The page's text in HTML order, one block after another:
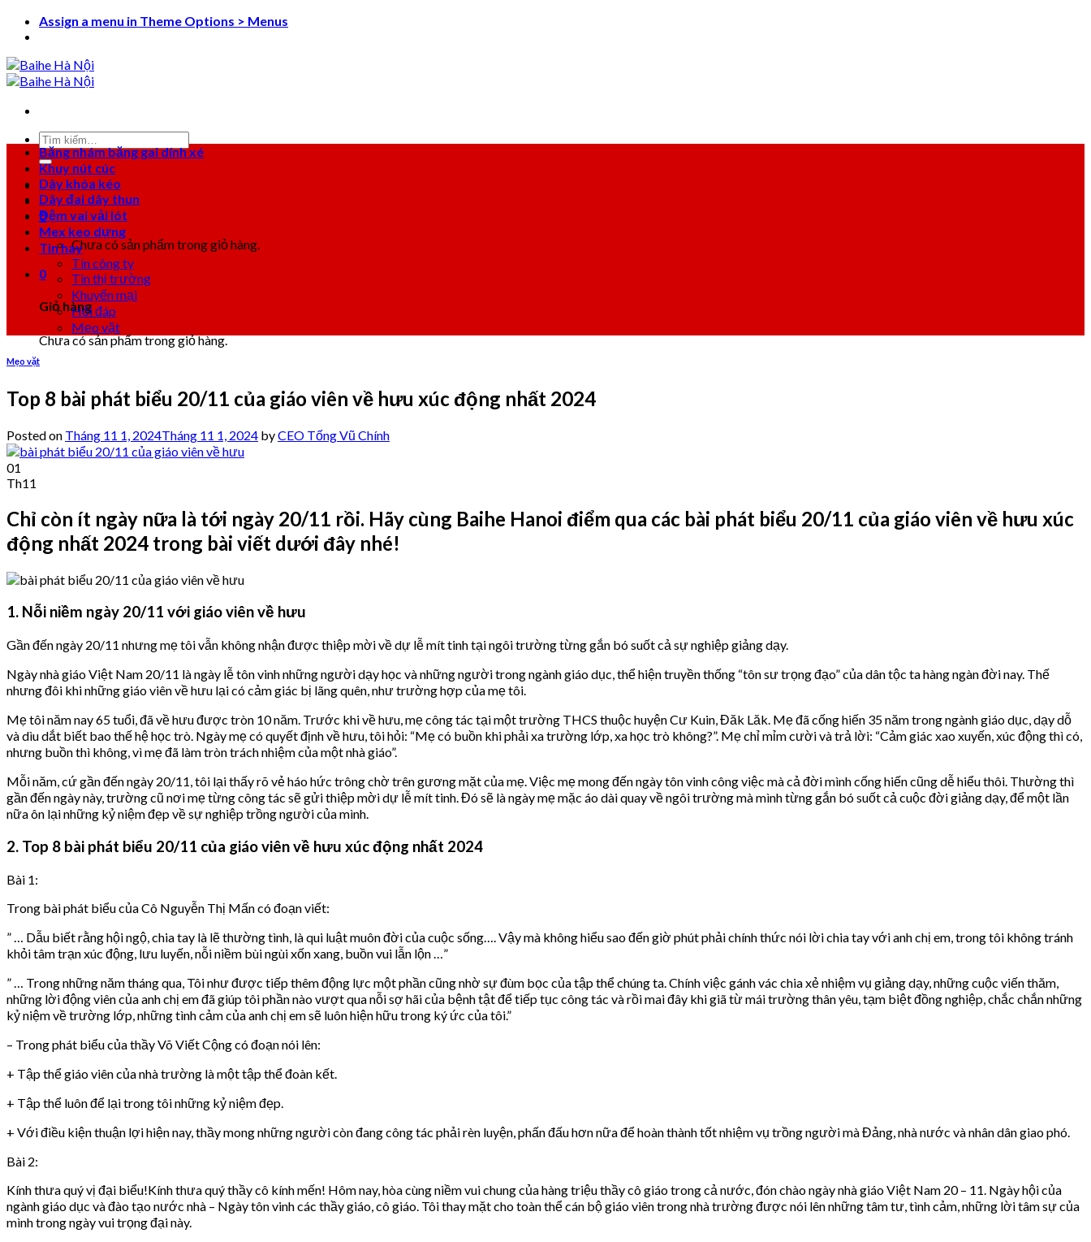
Skip
Assign a menu in Theme Options > Menus
Tìm
kiếm:
0
Chưa có sản phẩm trong giỏ hàng.
0
Giỏ hàng
Chưa có sản phẩm trong giỏ hàng.
Băng nhám băng gai dính xé
Khuy nút cúc
Dây khóa kéo
Dây đai dây thun
Đệm vai vải lót
Mex keo dựng
Tin hay
Tin công ty
Tin thị trường
Khuyến mại
Hỏi đáp
Mẹo vặt
Mẹo vặt
Top 8 bài phát biểu 20/11 của giáo viên về hưu xúc động nhất 2024
Posted on Tháng 11 1, 2024Tháng 11 1, 2024 byCEO Tống Vũ Chính
01
Th11
Chỉ còn ít ngày nữa là tới ngày 20/11 rồi. Hãy cùng Baihe Hanoi điểm qua các bài phát biểu 20/11 của giáo viên về hưu xúc
động nhất 2024 trong bài viết dưới đây nhé!
1. Nỗi niềm ngày 20/11 với giáo viên về hưu
Gần đến ngày 20/11 nhưng mẹ tôi vẫn không nhận được thiệp mời về dự lễ mít tinh tại ngôi trường từng gắn bó suốt cả sự nghiệp giảng dạy.
Ngày nhà giáo Việt Nam 20/11 là ngày lễ tôn vinh những người dạy học và những người trong ngành giáo dục, thể hiện truyền thống “tôn sư trọng đạo” của dân tộc ta hàng ngàn đời nay. Thế
nhưng đôi khi những giáo viên về hưu lại có cảm giác bị lãng quên, như trường hợp của mẹ tôi.
Mẹ tôi năm nay 65 tuổi, đã về hưu được tròn 10 năm. Trước khi về hưu, mẹ công tác tại một trường THCS thuộc huyện Cư Kuin, Đăk Lăk. Mẹ đã cống hiến 35 năm trong ngành giáo dục, dạy dỗ
và dìu dắt biết bao thế hệ học trò. Ngày mẹ có quyết định về hưu, tôi hỏi: “Mẹ có buồn khi phải xa trường lớp, xa học trò không?”. Mẹ chỉ mỉm cười và trả lời: “Cảm giác xao xuyến, xúc động thì có,
nhưng buồn thì không, vì mẹ đã làm tròn trách nhiệm của một nhà giáo”.
Mỗi năm, cứ gần đến ngày 20/11, tôi lại thấy rõ vẻ háo hức trông chờ trên gương mặt của mẹ. Việc mẹ mong đến ngày tôn vinh công việc mà cả đời mình cống hiến cũng dễ hiểu thôi. Thường thì
gần đến ngày này, trường cũ nơi mẹ từng công tác sẽ gửi thiệp mời dự lễ mít tinh. Đó sẽ là ngày mẹ mặc áo dài quay về ngôi trường mà mình từng gắn bó suốt cả cuộc đời giảng dạy, để một lần
nữa ôn lại những kỷ niệm đẹp về sự nghiệp trồng người của mình.
2. Top 8 bài phát biểu 20/11 của giáo viên về hưu xúc động nhất 2024
Bài 1:
Trong bài phát biểu của Cô Nguyễn Thị Mấn có đoạn viết:
” … Dẫu biết rằng hội ngộ, chia tay là lẽ thường tình, là qui luật muôn đời của cuộc sống…. Vậy mà không hiểu sao đến giờ phút phải chính thức nói lời chia tay với anh chị em, trong tôi không tránh
khỏi tâm trạn xúc động, lưu luyến, nỗi niềm bùi ngùi xốn xang, buồn vui lẫn lộn …”
” … Trong những năm tháng qua, Tôi như được tiếp thêm động lực một phần cũng nhờ sự đùm bọc của tập thể chúng ta. Chính việc gánh vác chia xẻ nhiệm vụ giảng dạy, những cuộc viến thăm,
những lời động viên của anh chị em đã giúp tôi phần nào vượt qua nỗi sợ hãi của bệnh tật để tiếp tục công tác và rồi mai đây khi giã từ mái trường thân yêu, tạm biệt đồng nghiệp, chắc chắn những
kỷ niệm về trường lớp, những tình cảm của anh chị em sẽ luôn hiện hữu trong ký ức của tôi.”
– Trong phát biểu của thầy Võ Viết Cộng có đoạn nói lên:
+ Tập thể giáo viên của nhà trường là một tập thể đoàn kết.
+ Tập thể luôn để lại trong tôi những kỷ niệm đẹp.
+ Với điều kiện thuận lợi hiện nay, thầy mong những người còn đang công tác phải rèn luyện, phấn đấu hơn nữa để hoàn thành tốt nhiệm vụ trồng người mà Đảng, nhà nước và nhân dân giao phó.
Bài 2:
Kính thưa quý vị đại biểu!Kính thưa quý thầy cô kính mến! Hôm nay, hòa cùng niềm vui chung của hàng triệu thầy cô giáo trong cả nước, đón chào ngày nhà giáo Việt Nam 20 – 11. Ngày hội của
ngành giáo dục và đào tạo nước nhà – Ngày tôn vinh các thầy giáo, cô giáo. Tôi thay mặt cho toàn thể cán bộ giáo viên trong nhà trường được nói lên những tâm tư, tình cảm, những lời tâm sự của
mình trong ngày vui trọng đại này.